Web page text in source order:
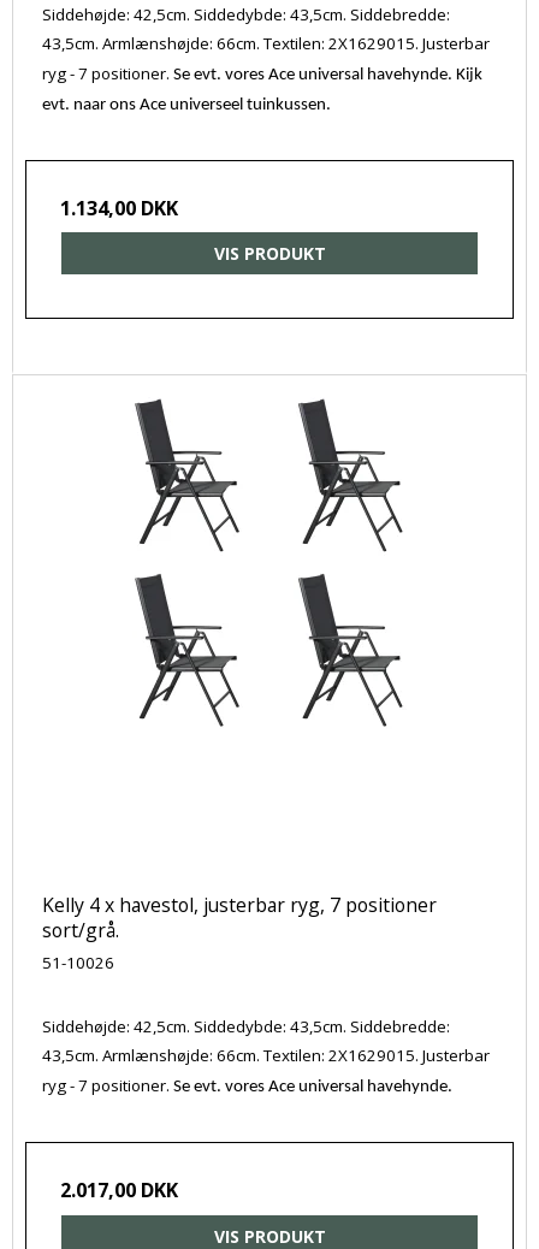
Siddehøjde: 42,5cm. Siddedybde: 43,5cm. Siddebredde:
43,5cm. Armlænshøjde: 66cm. Textilen: 2X1629015. Justerbar
ryg - 7 positioner. Se evt. vores Ace universal havehynde. Kijk
evt. naar ons Ace universeel tuinkussen.
1.134,00 DKK
VIS PRODUKT
Kelly 4 x havestol, justerbar ryg, 7 positioner
sort/grå.
51-10026
Siddehøjde: 42,5cm. Siddedybde: 43,5cm. Siddebredde:
43,5cm. Armlænshøjde: 66cm. Textilen: 2X1629015. Justerbar
ryg - 7 positioner. Se evt. vores Ace universal havehynde.
2.017,00 DKK
VIS PRODUKT